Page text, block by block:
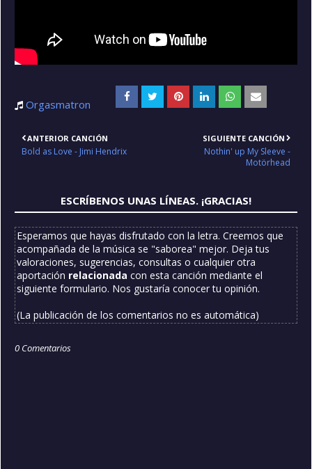
Orgasmatron
ANTERIOR CANCIÓN
Bold as Love - Jimi Hendrix
SIGUIENTE CANCIÓN
Nothin' up My Sleeve -
Motörhead
ESCRÍBENOS UNAS LÍNEAS. ¡GRACIAS!
Esperamos que hayas disfrutado con la letra. Creemos que
acompañada de la música se "saborea" mejor. Deja tus
valoraciones, sugerencias, consultas o cualquier otra
aportación relacionada con esta canción mediante el
siguiente formulario. Nos gustaría conocer tu opinión.
(La publicación de los comentarios no es automática)
0 Comentarios